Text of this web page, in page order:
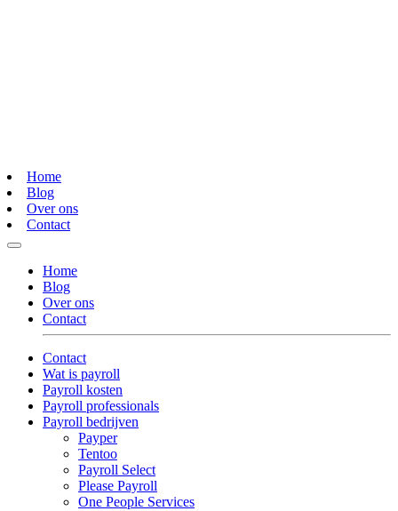
Home
Blog
Over ons
Contact
Home
Blog
Over ons
Contact
Contact
Wat is payroll
Payroll kosten
Payroll professionals
Payroll bedrijven
Payper
Tentoo
Payroll Select
Please Payroll
One People Services